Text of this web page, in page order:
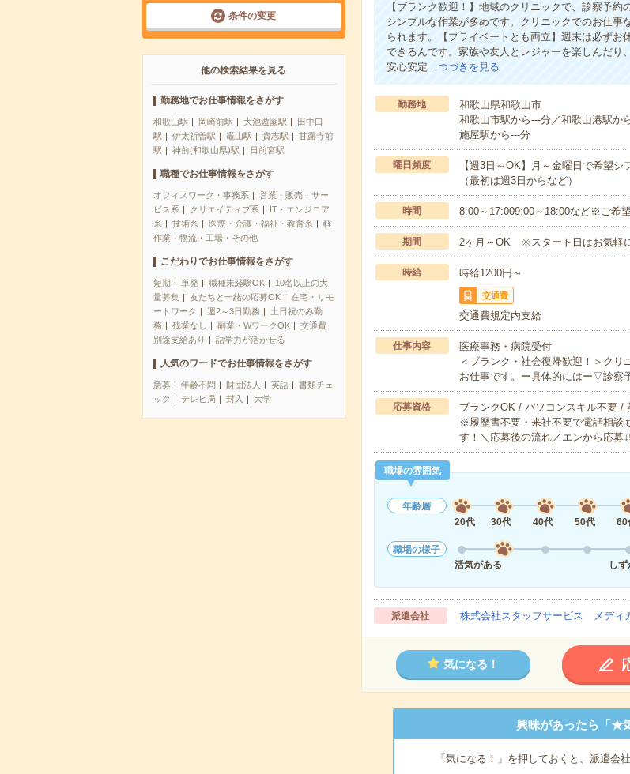
条件の変更
他の検索結果を見る
勤務地でお仕事情報をさがす
和歌山駅 岡崎前駅 大池遊園駅
田中口
駅
伊太祈曽駅 竈山駅 貴志駅
甘露寺前
駅
神前(和歌山県)駅 日前宮駅
職種でお仕事情報をさがす
オフィスワーク・事務系
営業・販売・サー
ビス系
クリエイティブ系
IT・エンジニア
系
技術系 医療・介護・福祉・教育系
軽
作業・物流・工場・その他
こだわりでお仕事情報をさがす
短期 単発 職種未経験OK
10名以上の大
量募集
友だちと一緒の応募OK
在宅・リモ
ートワーク
週2～3日勤務
土日祝のみ勤
務
残業なし 副業・WワークOK
交通費
別途支給あり
語学力が活かせる
人気のワードでお仕事情報をさがす
急募 年齢不問 財団法人 英語
書類チェ
ック
テレビ局 封入 大学
【ブランク歓迎！】地域のクリニックで、診察予
シンプルな作業が多めです。クリニックでのお仕
られます。【プライベートとも両立】週末は必ず
できるんです。家族や友人とレジャーを楽しんだ
安心安定…つづきを見る
勤務地
和歌山県和歌山市
和歌山市駅から---分／和歌山港駅か
施屋駅から---分
曜日頻度
【週3日～OK】月～金曜日で希望
（最初は週3日からなど）
時間 8:00～17:009:00～18:00など※ご希
期間 2ヶ月～OK ※スタート日はお気軽
時給 時給1200円～
交通費
交通費規定内支給
仕事内容
医療事務・病院受付
＜ブランク・社会復帰歓迎！＞ク
お仕事です。ー具体的にはー▽診
応募資格
ブランクOK / パソコンスキル不要 /
※履歴書不要・来社不要で電話相談
す！＼応募後の流れ／エンから応
職場の雰囲気
年齢層
20代
30代 40代 50代 60
職場の様子
活気がある
しず
派遣会社 株式会社スタッフサービス メディ
気になる！
興味があったら「★
「気になる！」を押しておくと、派遣会